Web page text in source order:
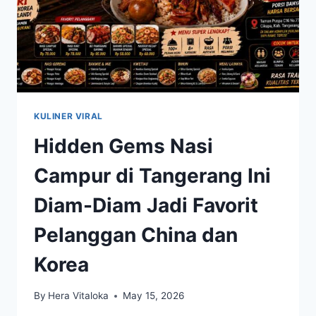
KULINER VIRAL
Hidden Gems Nasi
Campur di Tangerang Ini
Diam-Diam Jadi Favorit
Pelanggan China dan
Korea
By Hera Vitaloka May 15, 2026